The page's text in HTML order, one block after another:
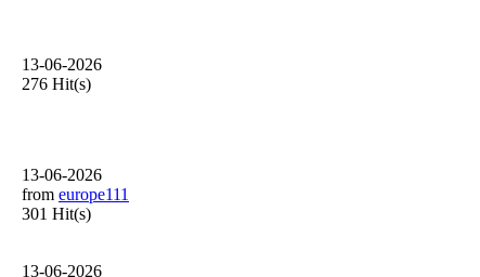
13-06-2026
276 Hit(s)
13-06-2026
from europe111
301 Hit(s)
13-06-2026